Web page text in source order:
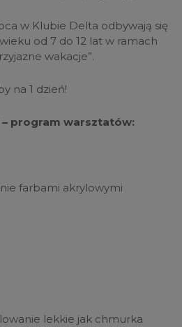
w Klubie Delta odbywają się
od 7 do 12 lat w ramach
wakacje”.
na 1 dzień!
– program warsztatów:
farbami akrylowymi
lekkie jak chmurka